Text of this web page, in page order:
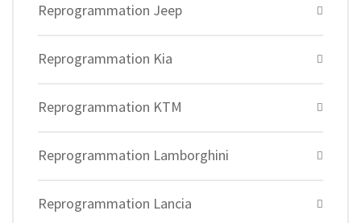
Reprogrammation Jeep
Reprogrammation Kia
Reprogrammation KTM
Reprogrammation Lamborghini
Reprogrammation Lancia